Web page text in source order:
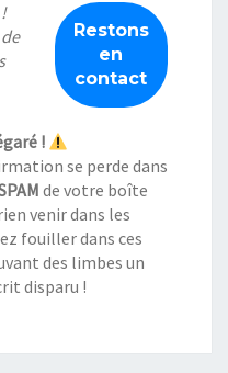
!
se perde dans
de votre boîte
venir dans les
fouiller dans ces
des limbes un
disparu !